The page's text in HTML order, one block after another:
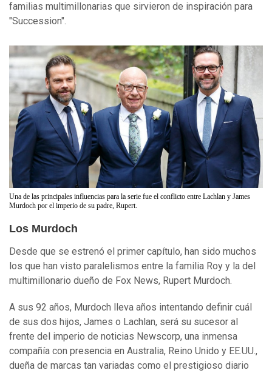
familias multimillonarias que sirvieron de inspiración para
"Succession".
Una de las principales influencias para la serie fue el conflicto entre Lachlan y James
Murdoch por el imperio de su padre, Rupert.
Los Murdoch
Desde que se estrenó el primer capítulo, han sido muchos
los que han visto paralelismos entre la familia Roy y la del
multimillonario dueño de Fox News, Rupert Murdoch.
A sus 92 años, Murdoch lleva años intentando definir cuál
de sus dos hijos, James o Lachlan, será su sucesor al
frente del imperio de noticias Newscorp, una inmensa
compañía con presencia en Australia, Reino Unido y EE.UU.,
dueña de marcas tan variadas como el prestigioso diario